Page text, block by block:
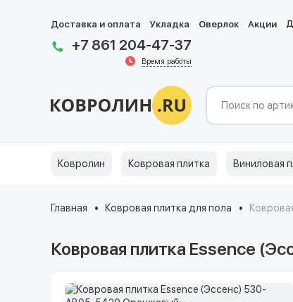
Доставка и оплата Укладка Оверлок Акции
+7 861 204-47-37
Время работы
Ковролин Ковровая плитка Виниловая
Главная Ковровая плитка для пола
Ковровая плитка Essence